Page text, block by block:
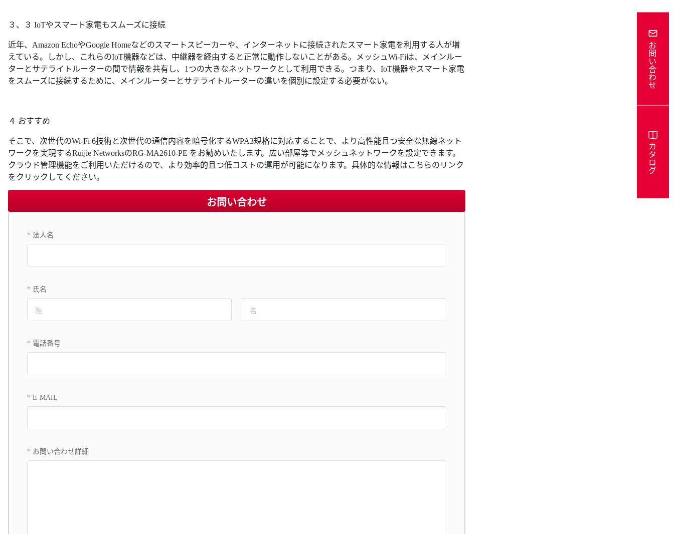
３、３ IoTやスマート家電もスムーズに接続
近年、Amazon EchoやGoogle Homeなどのスマートスピーカーや、インターネットに接続されたスマート家電を利用する人が増
えている。しかし、これらのIoT機器などは、中継器を経由すると正常に動作しないことがある。メッシュWi-Fiは、メインルー
ターとサテライトルーターの間で情報を共有し、1つの大きなネットワークとして利用できる。つまり、IoT機器やスマート家電
をスムーズに接続するために、メインルーターとサテライトルーターの違いを個別に設定する必要がない。
４ おすすめ
そこで、次世代のWi-Fi 6技術と次世代の通信内容を暗号化するWPA3規格に対応することで、より高性能且つ安全な無線ネット
ワークを実現するRuijie NetworksのRG-MA2610-PE をお勧めいたします。広い部屋等でメッシュネットワークを設定できます。
クラウド管理機能をご利用いただけるので、より効率的且つ低コストの運用が可能になります。具体的な情報はこちらのリンク
をクリックしてください。
お問い合わせ
法人名
氏名
電話番号
E-MAIL
お問い合わせ詳細
お問い合わせ
カタログ